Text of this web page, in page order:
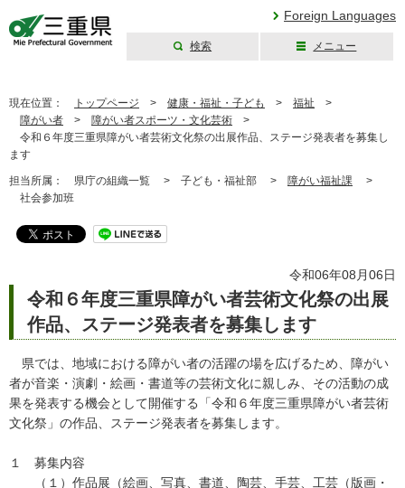
Foreign Languages
検索 メニュー
現在位置： トップページ > 健康・福祉・子ども > 福祉 >
障がい者 > 障がい者スポーツ・文化芸術 >
令和６年度三重県障がい者芸術文化祭の出展作品、ステージ発表者を募集し
ます
担当所属： 県庁の組織一覧 > 子ども・福祉部 > 障がい福祉課 >
社会参加班
令和06年08月06日
令和６年度三重県障がい者芸術文化祭の出展
作品、ステージ発表者を募集します
県では、地域における障がい者の活躍の場を広げるため、障がい
者が音楽・演劇・絵画・書道等の芸術文化に親しみ、その活動の成
果を発表する機会として開催する「令和６年度三重県障がい者芸術
文化祭」の作品、ステージ発表者を募集します。
１ 募集内容
（１）作品展（絵画、写真、書道、陶芸、手芸、工芸（版画・